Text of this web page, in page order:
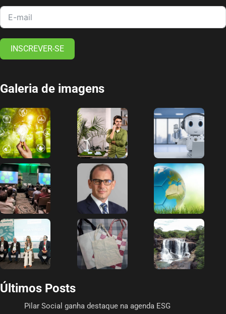
INSCREVER-SE
Galeria de imagens
Últimos Posts
Pilar Social ganha destaque na agenda ESG